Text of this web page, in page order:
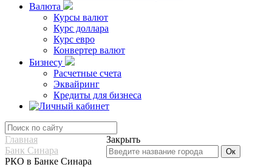
Валюта
Курсы валют
Курс доллара
Курс евро
Конвертер валют
Бизнесу
Расчетные счета
Эквайринг
Кредиты для бизнеса
Закрыть
Главная
Банк Синара
РКО в Банке Синара